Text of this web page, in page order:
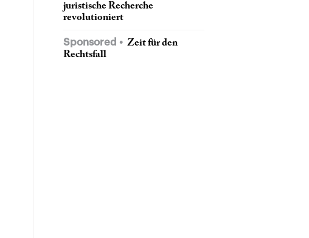
juristische Recherche
revolutioniert
Sponsored
Zeit für den
Rechtsfall